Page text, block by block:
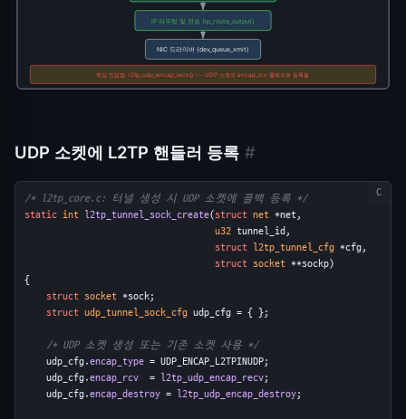
IP 라우팅 및 전송 (ip_route_output)
NIC 드라이버 (dev_queue_xmit)
핵심 진입점: l2tp_udp_encap_recv() --- UDP 소켓의 encap_rcv 콜백으로 등록됨
UDP 소켓에 L2TP 핸들러 등록 #
/* l2tp_core.c: 터널 생성 시 UDP 소켓에 콜백 등록 */
static int l2tp_tunnel_sock_create(struct net *net,
u32 tunnel_id,
struct l2tp_tunnel_cfg *cfg,
struct socket **sockp)
{
struct socket *sock;
struct udp_tunnel_sock_cfg udp_cfg = { };
/* UDP 소켓 생성 또는 기존 소켓 사용 */
    udp_cfg.
encap_type = UDP_ENCAP_L2TPINUDP;
    udp_cfg.
encap_rcv
  =
l2tp_udp_encap_recv;
    udp_cfg.
encap_destroy = l2tp_udp_encap_destroy;